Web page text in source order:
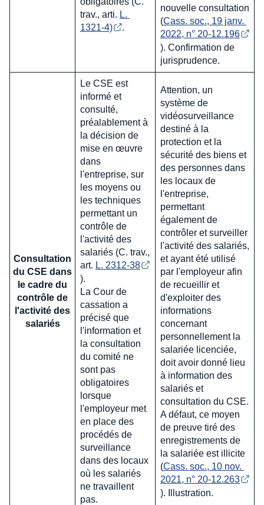
trav., arti. L.
1321-4)
.
nouvelle consultation
(Cass. soc., 19 janv.
2022, n° 20-12.196
). Confirmation de
jurisprudence.
Consultation
du CSE dans
le cadre du
contrôle de
l'activité des
salariés
Le CSE est
informé et
consulté,
préalablement à
la décision de
mise en œuvre
dans
l'entreprise, sur
les moyens ou
les techniques
permettant un
contrôle de
l'activité des
salariés (C. trav.,
art. L. 2312-38
).
La Cour de
cassation a
précisé que
l'information et
la consultation
du comité ne
sont pas
obligatoires
lorsque
l'employeur met
en place des
procédés de
surveillance
dans des locaux
où les salariés
ne travaillent
pas.
Attention, un
système de
vidéosurveillance
destiné à la
protection et la
sécurité des biens et
des personnes dans
les locaux de
l'entreprise,
permettant
également de
contrôler et surveiller
l'activité des salariés,
et ayant été utilisé
par l'employeur afin
de recueillir et
d'exploiter des
informations
concernant
personnellement la
salariée licenciée,
doit avoir donné lieu
à information des
salariés et
consultation du CSE.
A défaut, ce moyen
de preuve tiré des
enregistrements de
la salariée est illicite
(Cass. soc., 10 nov.
2021, n° 20-12.263
). Illustration.